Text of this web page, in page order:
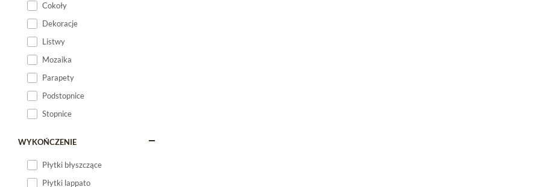
Cokoły
Dekoracje
Listwy
Mozaika
Parapety
Podstopnice
Stopnice
WYKOŃCZENIE
Płytki błyszczące
Płytki lappato